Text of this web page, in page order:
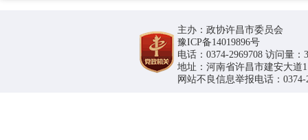
主办：政协许昌市委员会
豫ICP备14019896号
电话：0374-2969708 访问量：
地址：河南省许昌市建安大道
网站不良信息举报电话：